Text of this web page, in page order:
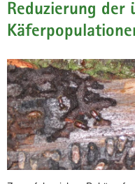
Reduzierung der